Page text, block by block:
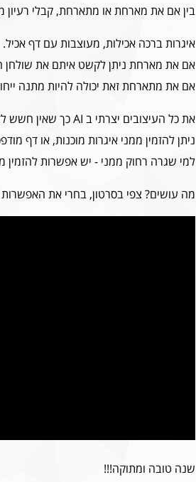
בין אם את מארחת או מתארחת, קבלי רעיון
איגרות ברכה אכילות, מעוצבות עם דף אכיל.
אם את מארחת ניתן לקשט איתם את שולחן
אם את מתארחת זאת יכולה להיות מתנה
את כל העיצובים יצרתי ב AI כך שאין חשש לזכויות יוצרים.
ניתן להזמין ממני איגרות מוכנות, או דף
למי שגרה רחוק ממני - יש אפשרות להזמין
מה עושים? צפי בסרטון, בחרי את האפשרות
שנה טובה ומתוקה!!!